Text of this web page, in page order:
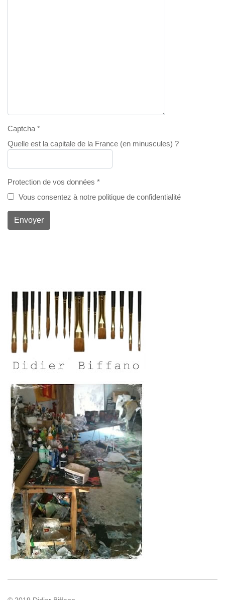
Captcha *
Quelle est la capitale de la France (en minuscules) ?
Protection de vos données *
Vous consentez à notre politique de confidentialité
Envoyer